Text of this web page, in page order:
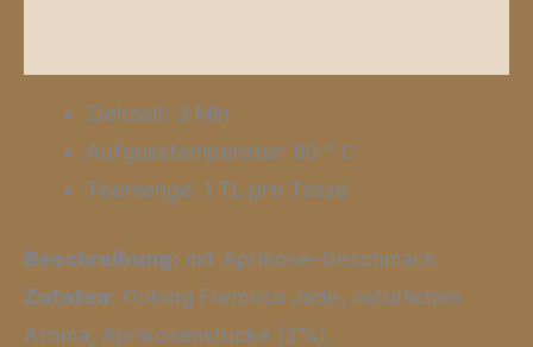
Ziehzeit: 3 Min
Aufgusstemperatur: 80 ° C
Teemenge: 1 TL pro Tasse
Beschreibung: mit Aprikose-Geschmack
Zutaten: Oolong Formosa Jade, natürliches
Aroma, Aprikosenstücke (2%),